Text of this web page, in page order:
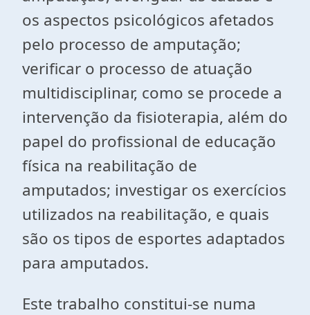
os aspectos psicológicos afetados
pelo processo de amputação;
verificar o processo de atuação
multidisciplinar, como se procede a
intervenção da fisioterapia, além do
papel do profissional de educação
física na reabilitação de
amputados; investigar os exercícios
utilizados na reabilitação, e quais
são os tipos de esportes adaptados
para amputados.
Este trabalho constitui-se numa